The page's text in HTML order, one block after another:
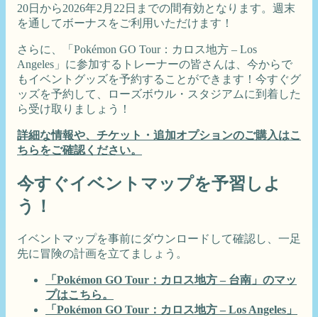
20日から2026年2月22日までの間有効となります。週末
を通してボーナスをご利用いただけます！
さらに、「Pokémon GO Tour：カロス地方 – Los
Angeles」に参加するトレーナーの皆さんは、今からで
もイベントグッズを予約することができます！今すぐグ
ッズを予約して、ローズボウル・スタジアムに到着した
ら受け取りましょう！
詳細な情報や、チケット・追加オプションのご購入はこ
ちらをご確認ください。
今すぐイベントマップを予習しよ
う！
イベントマップを事前にダウンロードして確認し、一足
先に冒険の計画を立てましょう。
「Pokémon GO Tour：カロス地方 – 台南」のマッ
プはこちら。
「Pokémon GO Tour：カロス地方 – Los Angeles」